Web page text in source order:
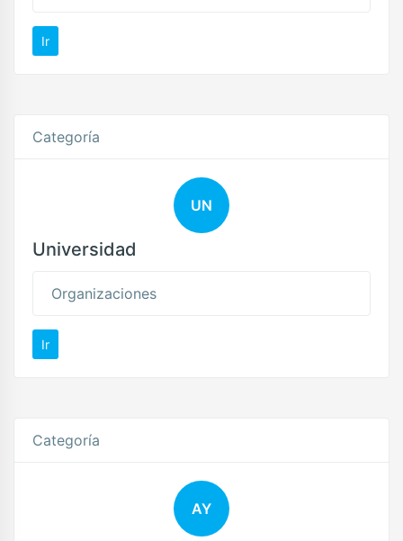
Ir
Categoría
UN
Universidad
Organizaciones
Ir
Categoría
AY